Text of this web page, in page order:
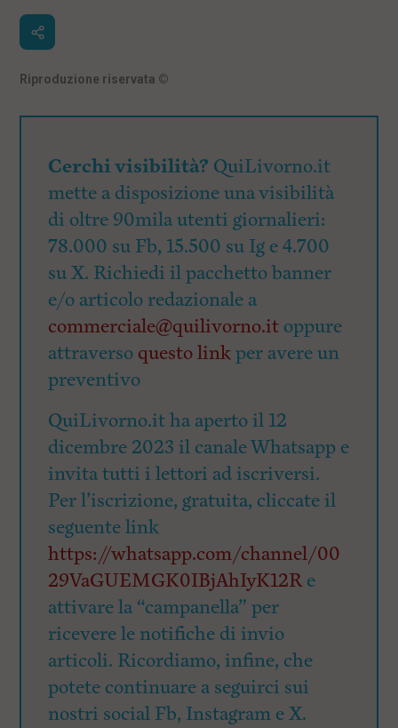
Riproduzione riservata ©
Cerchi visibilità? QuiLivorno.it
mette a disposizione una visibilità
di oltre 90mila utenti giornalieri:
78.000 su Fb, 15.500 su Ig e 4.700
su X. Richiedi il pacchetto banner
e/o articolo redazionale a
commerciale@quilivorno.it oppure
attraverso questo linkper avere un
preventivo
QuiLivorno.it ha aperto il 12
dicembre 2023 il canale Whatsapp e
invita tutti i lettori ad iscriversi.
Per l’iscrizione, gratuita, cliccate il
seguente link
https://whatsapp.com/channel/00
29VaGUEMGK0IBjAhIyK12Re
attivare la “campanella” per
ricevere le notifiche di invio
articoli. Ricordiamo, infine, che
potete continuare a seguirci sui
nostri social Fb, Instagram e X.